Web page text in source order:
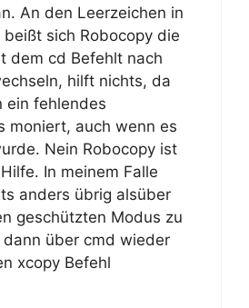
An den Leerzeichen in
beißt sich Robocopy die
dem cd Befehlt nach
hilft nichts, da
ein fehlendes
moniert, auch wenn es
Nein Robocopy ist
In meinem Falle
anders übrig alsüber
geschützten Modus zu
über cmd wieder
xcopy Befehl